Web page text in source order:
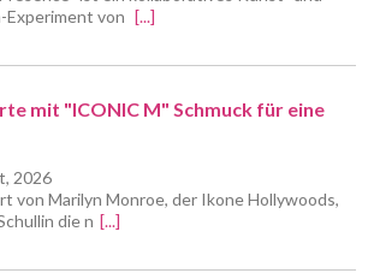
Experiment von [...]
mit "ICONIC M" Schmuck für eine
2026
von Marilyn Monroe, der Ikone Hollywoods,
die n [...]